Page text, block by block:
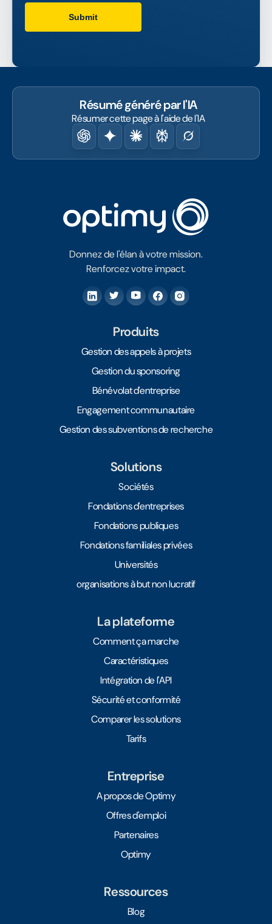
Résumé généré par l'IA
Résumer cette page à l'aide de l'IA
Donnez de l'élan à votre mission.
Renforcez votre impact.
Produits
Gestion des appels à projets
Gestion du sponsoring
Bénévolat d'entreprise
Engagement communautaire
Gestion des subventions de recherche
Solutions
Sociétés
Fondations d'entreprises
Fondations publiques
Fondations familiales privées
Universités
organisations à but non lucratif
La plateforme
Comment ça marche
Caractéristiques
Intégration de l'API
Sécurité et conformité
Comparer les solutions
Tarifs
Entreprise
A propos de Optimy
Offres d'emploi
Partenaires
Optimy
Ressources
Blog